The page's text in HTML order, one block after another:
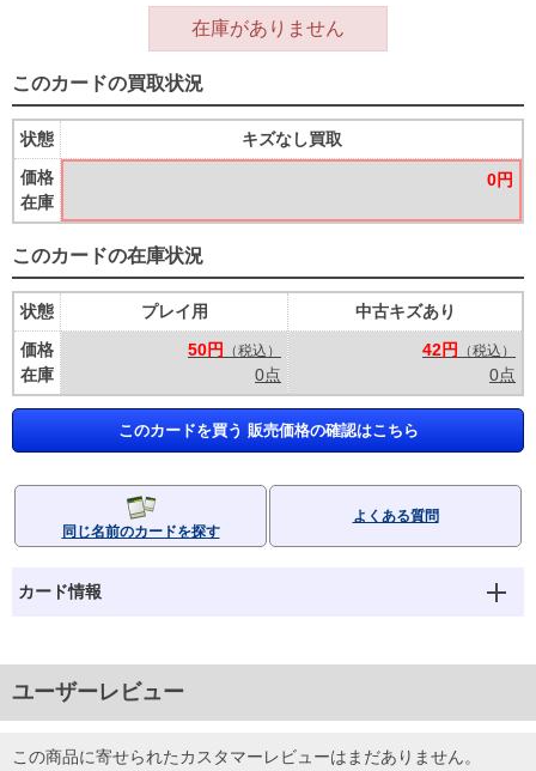
在庫がありません
このカードの買取状況
状態
価格
在庫
キズなし買取
0円
このカードの在庫状況
状態
価格
在庫
プレイ用
50円
（税込）
0点
中古キズあり
42円
（税込）
0点
このカードを買う 販売価格の確認はこちら
同じ名前のカードを探す
よくある質問
カード情報
ユーザーレビュー
この商品に寄せられたカスタマーレビューはまだありません。